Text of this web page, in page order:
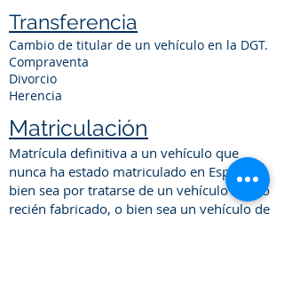
Transferencia
Cambio de titular de un vehículo en la DGT.
Compraventa
Divorcio
Herencia
Matriculación
Matrícula definitiva a un vehículo que
nunca ha estado matriculado en España,
bien sea por tratarse de un vehículo nuevo
recién fabricado, o bien sea un vehículo de